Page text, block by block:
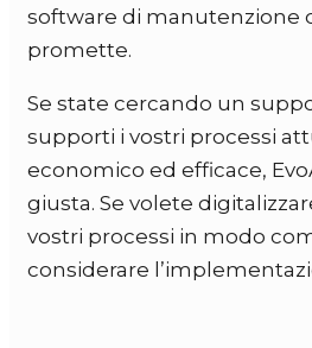
software di manutenzione
promette.
Se state cercando un
supporti i vostri processi
economico ed efficace,
giusta. Se volete
vostri processi in modo
considerare